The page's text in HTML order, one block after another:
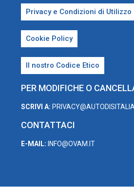
Privacy e Condizioni di Utilizzo
Cookie Policy
Il nostro Codice Etico
PER MODIFICHE O
SCRIVI A:
CONTATTACI
E-MAIL: INFO@OVAM.IT